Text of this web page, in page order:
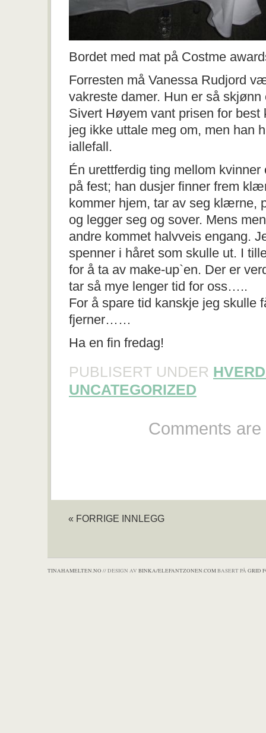
Bordet med mat på Costme
Forresten må Vanessa Rudjord
vakreste damer. Hun er så skjønn
Sivert Høyem vant prisen for best
jeg ikke uttale meg om, men han
iallefall.
Én urettferdig ting mellom
på fest; han dusjer finner frem
kommer hjem, tar av seg klærne,
og legger seg og sover. Mens
andre kommet halvveis engang.
spenner i håret som skulle ut. I
for å ta av make-up`en. Der er
tar så mye lenger tid for oss…..
For å spare tid kanskje jeg skulle
fjerner……
Ha en fin fredag!
PUBLISERT UNDER
UNCATEGORIZED
Comments
« FORRIGE INNLEGG
TINAHAMELTEN.NO // DESIGN AV BINKA/ELEFANTZONEN.COMBASERT PÅ GRID